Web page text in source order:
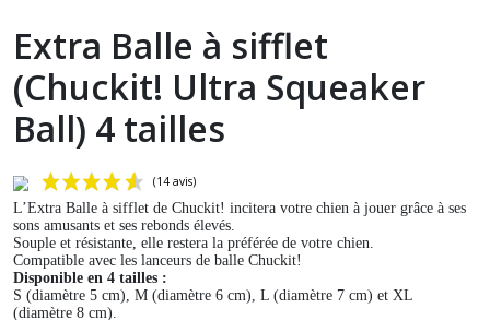
Extra Balle à sifflet
(Chuckit! Ultra Squeaker
Ball) 4 tailles
L’Extra Balle à sifflet de Chuckit! incitera votre chien à jouer grâce à ses
sons amusants et ses rebonds élevés.
Souple et résistante, elle restera la préférée de votre chien.
Compatible avec les lanceurs de balle Chuckit!
Disponible en 4 tailles :
S (diamètre 5 cm), M (diamètre 6 cm), L (diamètre 7 cm) et XL
(diamètre 8 cm).